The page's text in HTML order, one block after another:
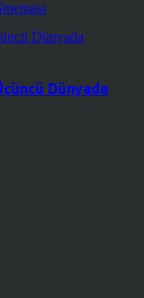
Dünyada